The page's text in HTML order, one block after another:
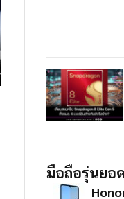
มือถือรุ่นยอ